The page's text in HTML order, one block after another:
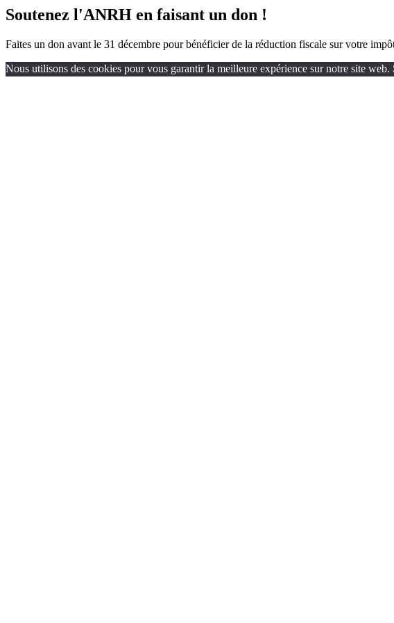
Soutenez l'ANRH en faisant un don !
Faites un don avant le 31 décembre pour bénéficier de la réduction fiscale sur votre
Nous utilisons des cookies pour vous garantir la meilleure expérience sur notre site